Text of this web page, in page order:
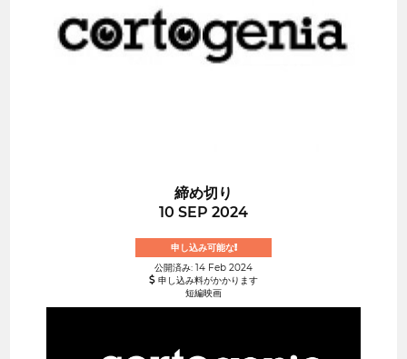
締め切り
10 SEP 2024
申し込み可能な!
公開済み: 14 Feb 2024
申し込み料がかかります
短編映画